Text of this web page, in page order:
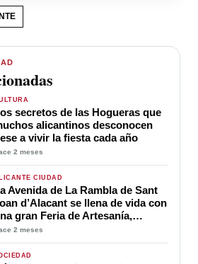
secretos de las Hogueras que
alicantinos desconocen
a vivir la fiesta cada año
2 meses
CIUDAD
Avenida de La Rambla de Sant
d’Alacant se llena de vida con
gran Feria de Artesanía,
y Actividades para
la familia durante las
2026
2 meses